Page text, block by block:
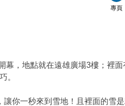
專頁
幕，地點就在遠雄廣場3樓；裡面
。
你一秒來到雪地！且裡面的雪